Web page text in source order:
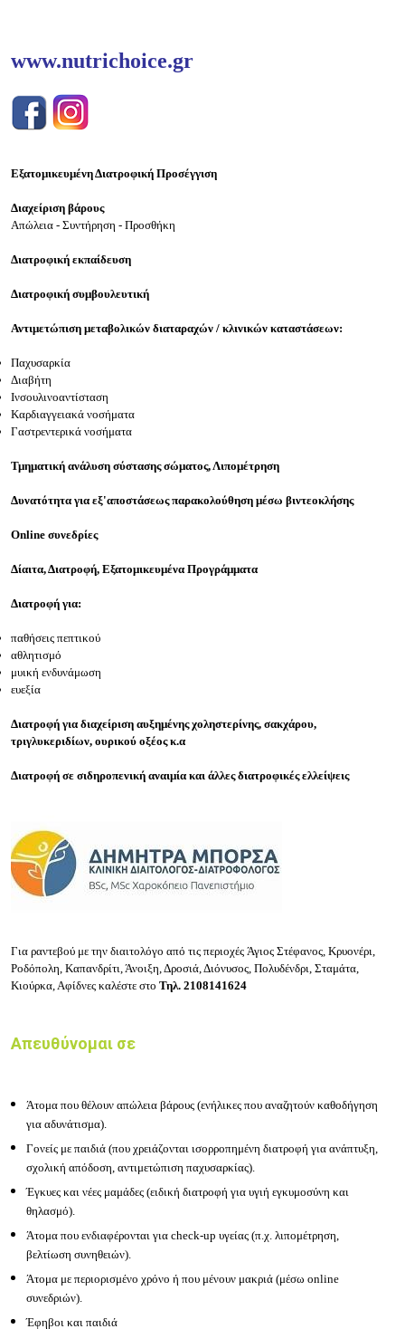
www.nutrichoice.gr
Εξατομικευμένη Διατροφική Προσέγγιση
Διαχείριση βάρους
Απώλεια - Συντήρηση - Προσθήκη
Διατροφική εκπαίδευση
Διατροφική συμβουλευτική
Αντιμετώπιση μεταβολικών διαταραχών / κλινικών καταστάσεων:
Παχυσαρκία
Διαβήτη
Ινσουλινοαντίσταση
Καρδιαγγειακά νοσήματα
Γαστρεντερικά νοσήματα
Τμηματική ανάλυση σύστασης σώματος, Λιπομέτρηση
Δυνατότητα για εξ'αποστάσεως παρακολούθηση μέσω βιντεοκλήσης
Online συνεδρίες
Δίαιτα, Διατροφή, Εξατομικευμένα Προγράμματα
Διατροφή για:
παθήσεις πεπτικού
αθλητισμό
μυική ενδυνάμωση
ευεξία
Διατροφή για διαχείριση αυξημένης χοληστερίνης, σακχάρου,
τριγλυκεριδίων, ουρικού οξέος κ.α
Διατροφή σε σιδηροπενική αναιμία και άλλες διατροφικές ελλείψεις
Για ραντεβού με την διαιτολόγο από τις περιοχές Άγιος Στέφανος, Κρυονέρι,
Ροδόπολη, Καπανδρίτι, Άνοιξη, Δροσιά, Διόνυσος, Πολυδένδρι, Σταμάτα,
Κιούρκα, Αφίδνες καλέστε στο Τηλ. 2108141624
Απευθύνομαι σε
Άτομα που θέλουν απώλεια βάρους (ενήλικες που αναζητούν καθοδήγηση
για αδυνάτισμα).
Γονείς με παιδιά (που χρειάζονται ισορροπημένη διατροφή για ανάπτυξη,
σχολική απόδοση, αντιμετώπιση παχυσαρκίας).
Έγκυες και νέες μαμάδες (ειδική διατροφή για υγιή εγκυμοσύνη και
θηλασμό).
Άτομα που ενδιαφέρονται για check-up υγείας (π.χ. λιπομέτρηση,
βελτίωση συνηθειών).
Άτομα με περιορισμένο χρόνο ή που μένουν μακριά (μέσω online
συνεδριών).
Έφηβοι και παιδιά